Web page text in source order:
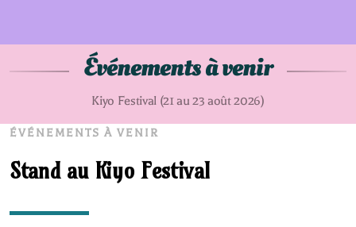
Événements à venir
Kiyo Festival (21 au 23 août 2026)
ÉVÉNEMENTS À VENIR
Stand au Kiyo Festival